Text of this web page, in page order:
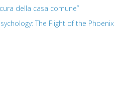
cura della casa comune”
The Flight of the Phoenix